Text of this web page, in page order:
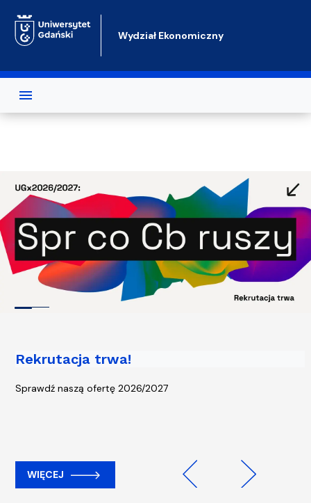
Wydział Ekonomiczny
Rekrutacja trwa!
Sprawdź naszą ofertę 2026/2027
WIĘCEJ
Piąta edycja kampanii „Rowerem na
WIĘCEJ